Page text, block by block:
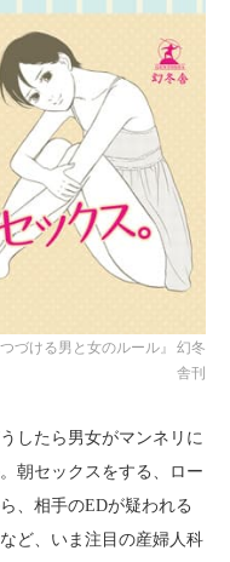
づける男と女のルール』 幻冬
舎刊
したら男女がマンネリに
朝セックスをする、ロー
、相手のEDが疑われる
ど、いま注目の産婦人科